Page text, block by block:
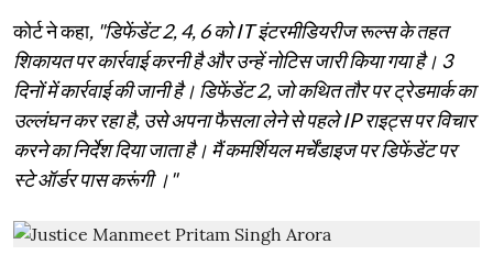
कोर्ट ने कहा, "डिफेंडेंट 2, 4, 6 को IT इंटरमीडियरीज रूल्स के तहत
शिकायत पर कार्रवाई करनी है और उन्हें नोटिस जारी किया गया है। 3
दिनों में कार्रवाई की जानी है। डिफेंडेंट 2, जो कथित तौर पर ट्रेडमार्क का
उल्लंघन कर रहा है, उसे अपना फैसला लेने से पहले IP राइट्स पर विचार
करने का निर्देश दिया जाता है। मैं कमर्शियल मर्चेंडाइज पर डिफेंडेंट पर
स्टे ऑर्डर पास करूंगी ।"